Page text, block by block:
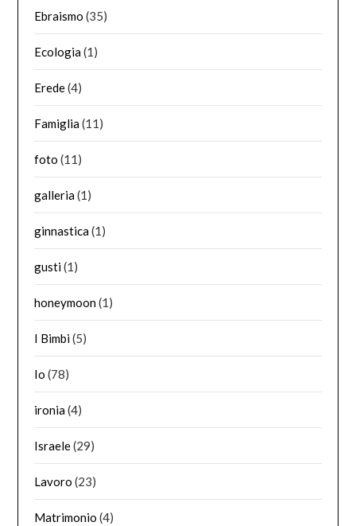
Ebraismo (35)
Ecologia(1)
Erede(4)
Famiglia(11)
foto (11)
galleria(1)
ginnastica(1)
gusti(1)
honeymoon(1)
I Bimbi(5)
Io (78)
ironia(4)
Israele(29)
Lavoro (23)
Matrimonio (4)